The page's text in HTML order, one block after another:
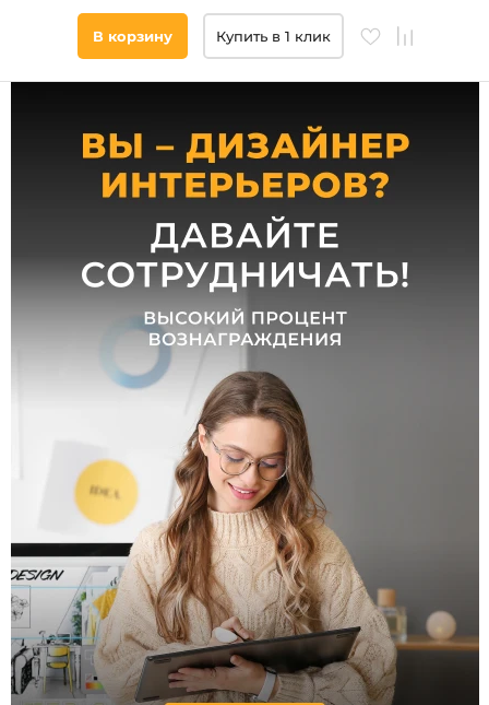
Цоколь
Накаливания
свечения
дневной
Помещение
склад
магазин
офис
ванная
В корзину Купить в 1 клик